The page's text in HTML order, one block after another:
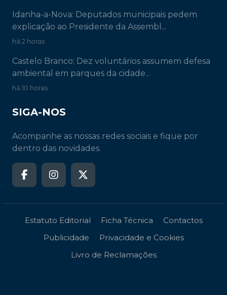
Idanha-a-Nova: Deputados municipais pedem
explicação ao Presidente da Assembl...
há 2 horas
Castelo Branco: Dez voluntários assumem defesa
ambiental em parques da cidade...
há 10 horas
SIGA-NOS
Acompanhe as nossas redes sociais e fique por
dentro das novidades.
Estatuto Editorial Ficha Técnica
Contactos
Publicidade
Privacidade e Cookies
Livro de Reclamações